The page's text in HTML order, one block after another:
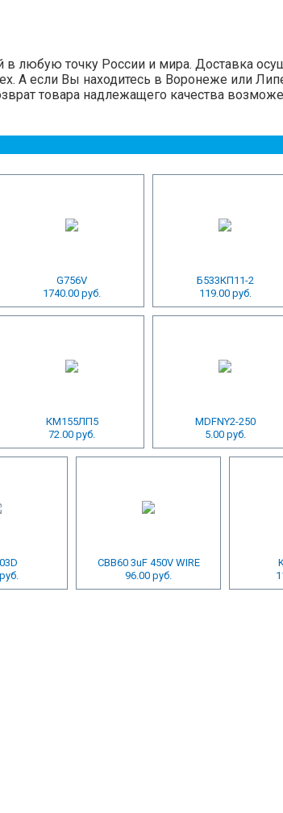
любую точку России и мира. Доставка
А если Вы находитесь в Воронеже или
товара надлежащего качества
G756V
1740.00 руб.
Б533КП11-2
119.00 руб.
КМ155ЛП5
72.00 руб.
MDFNY2-250
5.00 руб.
CBB60 3uF 450V WIRE
96.00 руб.